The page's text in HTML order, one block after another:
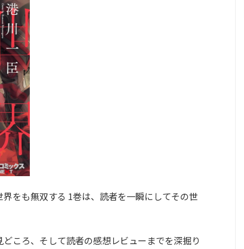
をも無双する 1巻は、読者を一瞬にしてその世
ころ、そして読者の感想レビューまでを深掘り